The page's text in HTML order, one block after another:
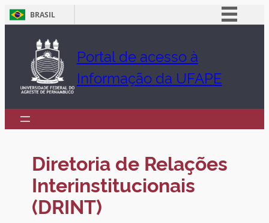
BRASIL
Comunica BR
Participe
Legislação
Canais
conteúdo
Portal de acesso à
Informação da UFAPE
Diretoria de Relações
Interinstitucionais
(DRINT)